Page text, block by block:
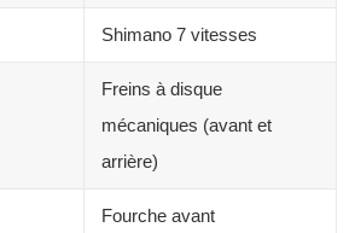
Shimano 7 vitesses
Freins à disque
mécaniques (avant et
arrière)
Fourche avant